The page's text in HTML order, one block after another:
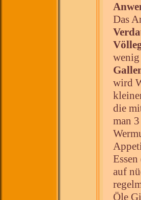
Das
wenig
wird
die
man
auf
Öle